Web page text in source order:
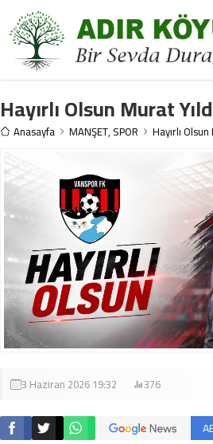
Hayırlı Olsun Murat
Anasayfa MANŞET, SPOR Hayırlı
3 Haziran 2026 19:32 376